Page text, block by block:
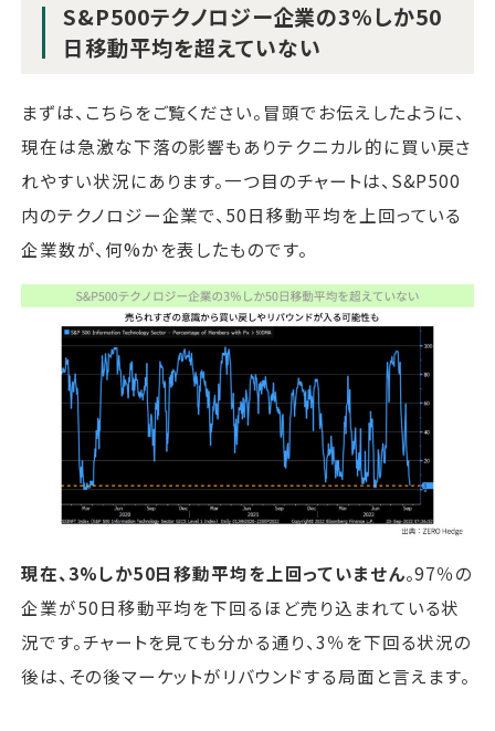
S&P500テクノロジー企業の3%しか50
日移動平均を超えていない
まずは、こちらをご覧ください。冒頭でお伝えしたように、
現在は急激な下落の影響もありテクニカル的に買い戻さ
れやすい状況にあります。一つ目のチャートは、S&P500
内のテクノロジー企業で、50日移動平均を上回っている
企業数が、何%かを表したものです。
現在、3%しか50日移動平均を上回っていません。97％の
企業が50日移動平均を下回るほど売り込まれている状
況です。チャートを見ても分かる通り、3％を下回る状況の
後は、その後マーケットがリバウンドする局面と言えます。